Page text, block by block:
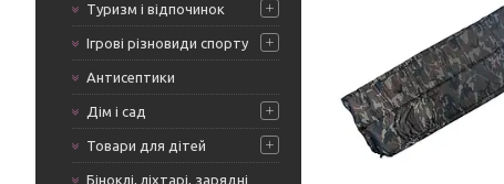
Туризм і відпочинок
Ігрові різновиди спорту
Антисептики
Дім і сад
Товари для дітей
Біноклі, ліхтарі, зарядні